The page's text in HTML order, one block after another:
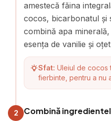
amestecă făina
cocos, bicarbonatul și
combină apa
esența de vanilie și
Sfat: Uleiul de cocos
fierbinte, pentru a nu
2 Combină